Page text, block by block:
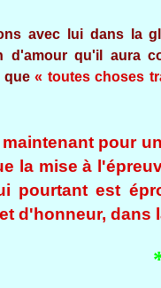
avec lui dans la
d'amour qu'il aura
que« toutes choses
pour
la mise à
pourtant est
d'honneur,